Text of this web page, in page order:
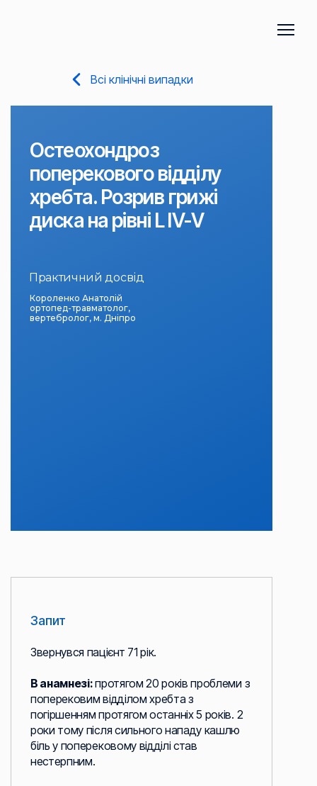
Всі клінічні випадки
Остеохондроз
поперекового відділу
хребта. Розрив грижі
диска на рівні L IV-V
Практичний досвід
Короленко Анатолій
ортопед-травматолог,
вертебролог, м. Дніпро
Запит
Звернувся пацієнт 71 рік.
В анамнезі:протягом 20 років проблеми з
поперековим відділом хребта з
погіршенням протягом останніх 5 років. 2
роки тому після сильного нападу кашлю
біль у поперековому відділі став
нестерпним.